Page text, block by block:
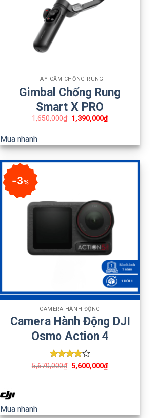
TAY CẦM CHỐNG RUNG
Gimbal Chống Rung
Smart X PRO
1,650,000₫ 1,390,000₫
Mua nhanh
3%
+
CAMERA HÀNH ĐỘNG
Camera Hành Động DJI
Osmo Action 4
Được
5,670,000₫ 5,600,000₫
Mua nhanh